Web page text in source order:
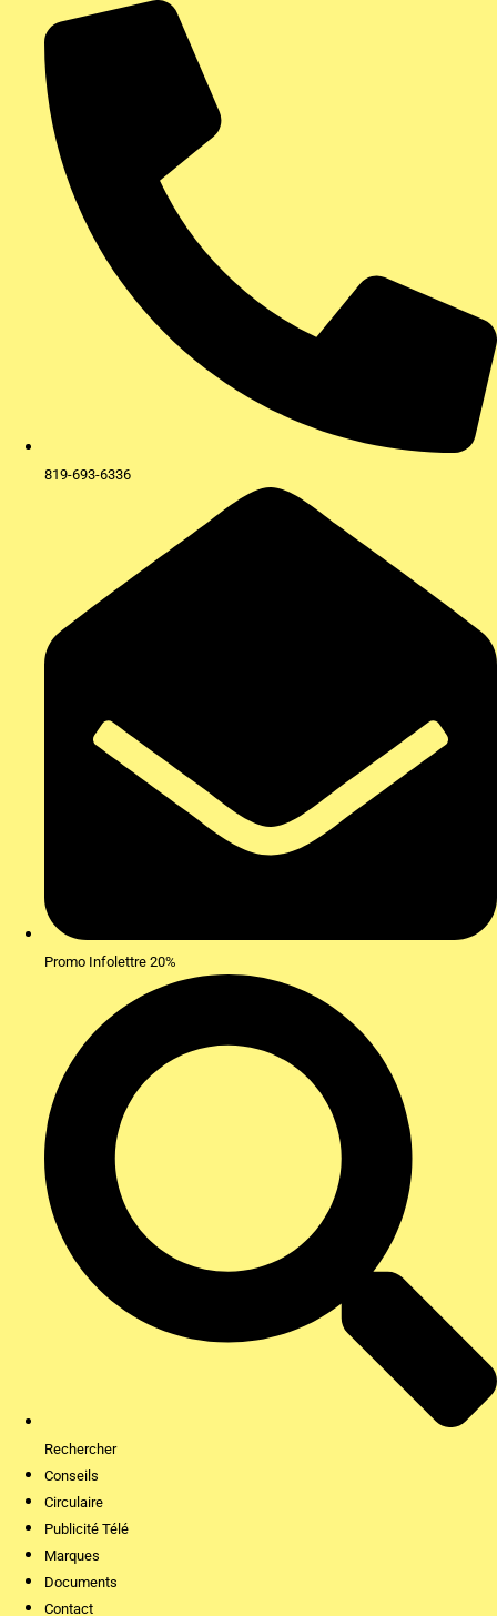
contenu
819-693-6336
Promo Infolettre 20%
Rechercher
Conseils
Circulaire
Publicité Télé
Marques
Documents
Contact